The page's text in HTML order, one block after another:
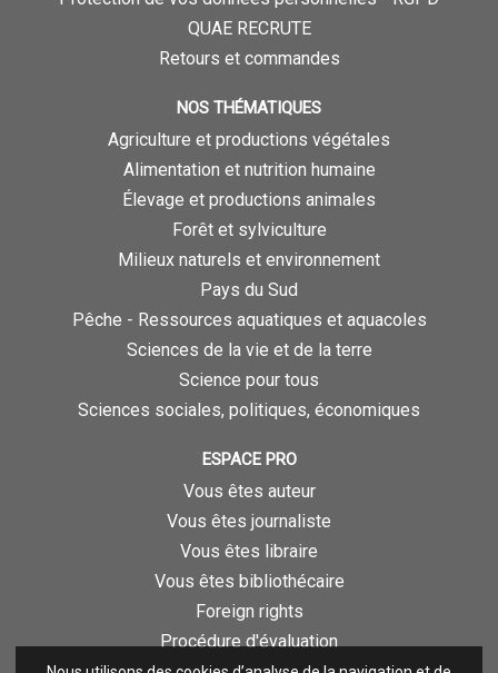
QUAE RECRUTE
Retours et commandes
NOS THÉMATIQUES
Agriculture et productions végétales
Alimentation et nutrition humaine
Élevage et productions animales
Forêt et sylviculture
Milieux naturels et environnement
Pays du Sud
Pêche - Ressources aquatiques et aquacoles
Sciences de la vie et de la terre
Science pour tous
Sciences sociales, politiques, économiques
ESPACE PRO
Vous êtes auteur
Vous êtes journaliste
Vous êtes libraire
Vous êtes bibliothécaire
Foreign rights
Procédure d'évaluation